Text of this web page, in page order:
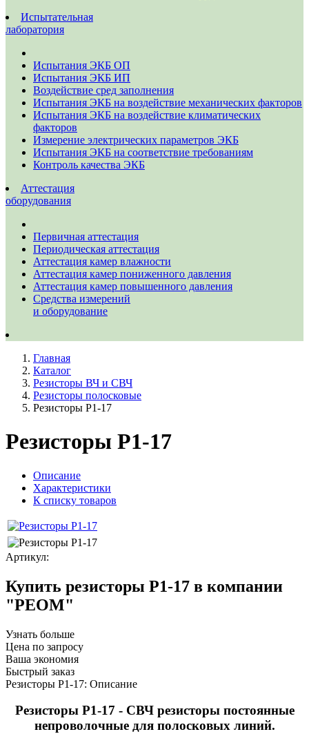
Испытательная
лаборатория
Испытания ЭКБ ОП
Испытания ЭКБ ИП
Воздействие сред заполнения
Испытания ЭКБ на воздействие механических факторов
Испытания ЭКБ на воздействие климатических
факторов
Измерение электрических параметров ЭКБ
Испытания ЭКБ на соответствие требованиям
Контроль качества ЭКБ
Аттестация
оборудования
Первичная аттестация
Периодическая аттестация
Аттестация камер влажности
Аттестация камер пониженного давления
Аттестация камер повышенного давления
Средства измерений
и оборудование
Главная
Каталог
Резисторы ВЧ и СВЧ
Резисторы полосковые
Резисторы Р1-17
Резисторы Р1-17
Описание
Характеристики
К списку товаров
Артикул:
Купить резисторы Р1-17 в компании
"РЕОМ"
Узнать больше
Цена по запросу
Ваша экономия
Быстрый заказ
Резисторы Р1-17: Описание
Резисторы Р1-17 - СВЧ резисторы постоянные
непроволочные для полосковых линий.